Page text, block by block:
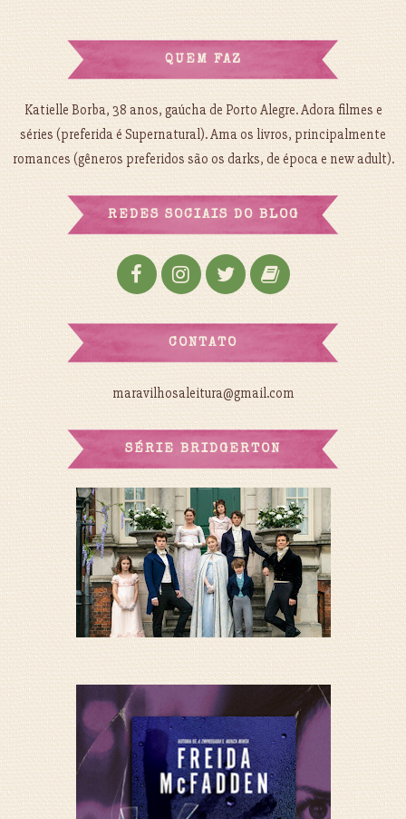
QUEM FAZ
Katielle Borba, 38 anos, gaúcha de Porto Alegre. Adora filmes e
séries (preferida é Supernatural). Ama os livros, principalmente
romances (gêneros preferidos são os darks, de época e new adult).
REDES SOCIAIS DO BLOG
CONTATO
maravilhosaleitura@gmail.com
SÉRIE BRIDGERTON